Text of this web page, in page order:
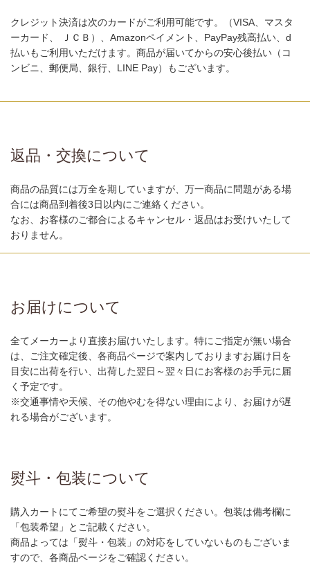
クレジット決済は次のカードがご利用可能です。（VISA、マスタ
ーカード、 ＪＣＢ）、Amazonペイメント、PayPay残高払い、d
払いもご利用いただけます。商品が届いてからの安心後払い（コ
ンビニ、郵便局、銀行、LINE Pay）もございます。
返品・交換について
商品の品質には万全を期していますが、万一商品に問題がある場
合には商品到着後3日以内にご連絡ください。
なお、お客様のご都合によるキャンセル・返品はお受けいたして
おりません。
お届けについて
全てメーカーより直接お届けいたします。特にご指定が無い場合
は、ご注文確定後、各商品ページで案内しておりますお届け日を
目安に出荷を行い、出荷した翌日～翌々日にお客様のお手元に届
く予定です。
※交通事情や天候、その他やむを得ない理由により、お届けが遅
れる場合がございます。
熨斗・包装について
購入カートにてご希望の熨斗をご選択ください。包装は備考欄に
「包装希望」とご記載ください。
商品よっては「熨斗・包装」の対応をしていないものもございま
すので、各商品ページをご確認ください。